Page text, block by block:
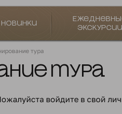
экскурсии
тура
тура
войдите в свой